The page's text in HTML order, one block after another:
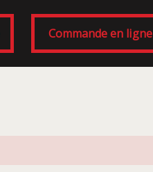
Commande en ligne